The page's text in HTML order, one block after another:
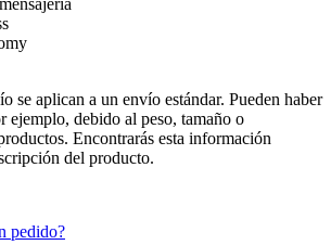
se aplican a un envío estándar. Pueden haber
ejemplo, debido al peso, tamaño o
Encontrarás esta información
del producto.
pedido?